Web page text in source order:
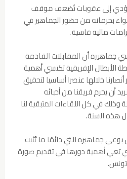
إلى عقوبات تُضعف موقف
بحرمانه من حضور الجماهير في
مالية قاسية.
جماهيره أن المقابلات القادمة
الأبطال الإفريقية تكتسي أهمية
خلالها عنصرا أساسيا لتحقيق
أن يحرم فريقنا من أحبائه
وذلك في كل اللقاءات المتبقية لنا
هذه السنة.
بوعي جماهيره التي دائمًا ما تُثبت
تعي أهمية دورها في تقديم صورة